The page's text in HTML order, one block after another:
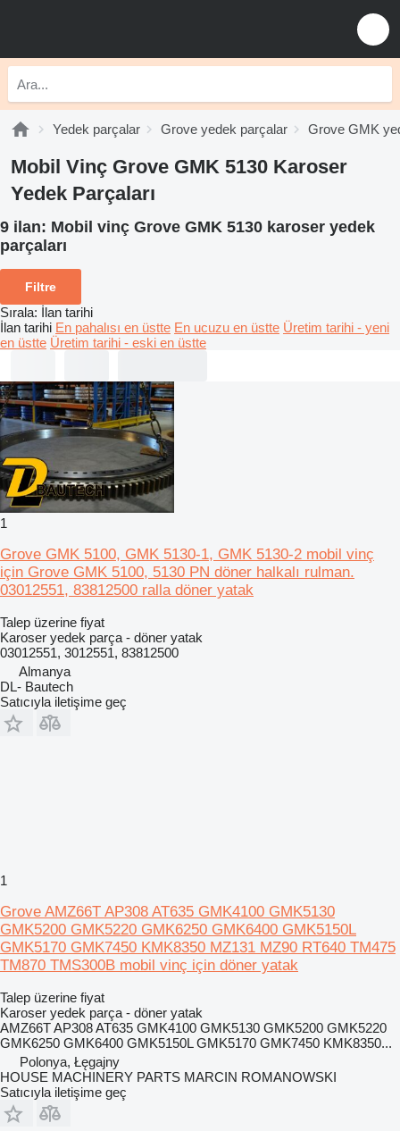
Yedek parçalar Grove yedek parçalar Grove GMK
Mobil Vinç Grove GMK 5130 Karoser
Yedek Parçaları
9 ilan: Mobil vinç Grove GMK 5130 karoser yedek
parçaları
Filtre
Sırala: İlan tarihi
İlan tarihi En pahalısı en üstte En ucuzu en üstte Üretim tarihi - yeni
en üstte Üretim tarihi - eski en üstte
1
Grove GMK 5100, GMK 5130-1, GMK 5130-2 mobil vinç
için Grove GMK 5100, 5130 PN döner halkalı rulman.
03012551, 83812500 ralla döner yatak
Talep üzerine fiyat
Karoser yedek parça - döner yatak
03012551, 3012551, 83812500
Almanya
DL- Bautech
Satıcıyla iletişime geç
1
Grove AMZ66T AP308 AT635 GMK4100 GMK5130
GMK5200 GMK5220 GMK6250 GMK6400 GMK5150L
GMK5170 GMK7450 KMK8350 MZ131 MZ90 RT640 TM475
TM870 TMS300B mobil vinç için döner yatak
Talep üzerine fiyat
Karoser yedek parça - döner yatak
AMZ66T AP308 AT635 GMK4100 GMK5130 GMK5200 GMK5220
GMK6250 GMK6400 GMK5150L GMK5170 GMK7450 KMK8350...
Polonya, Łęgajny
HOUSE MACHINERY PARTS MARCIN ROMANOWSKI
Satıcıyla iletişime geç